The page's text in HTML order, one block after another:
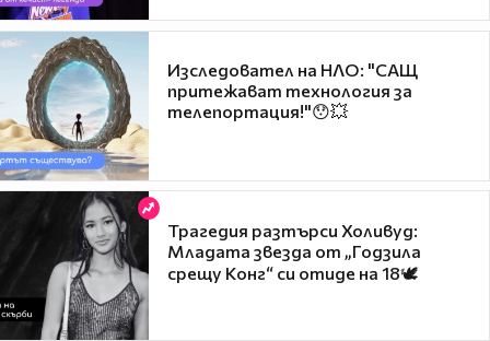
Изследовател на НЛО: "САЩ
притежават технология за
телепортация!"😯💥
Трагедия разтърси Холивуд:
Младата звезда от „Годзила
срещу Конг“ си отиде на 18🕊️